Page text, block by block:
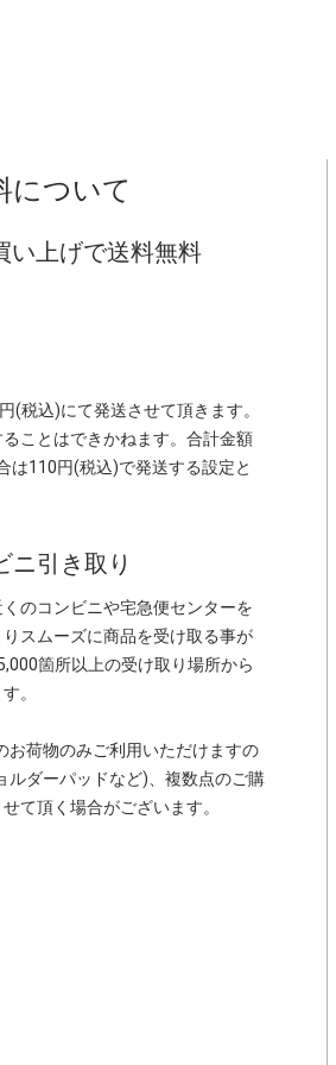
について
い上げで送料無料
(税込)にて発送させて頂きます。
ことはできかねます。合計金額
は110円(税込)で発送する設定と
ニ引き取り
のコンビニや宅急便センターを
スムーズに商品を受け取る事が
箇所以上の受け取り場所から
。
お荷物のみご利用いただけますの
ルダーパッドなど)、複数点のご購
て頂く場合がございます。